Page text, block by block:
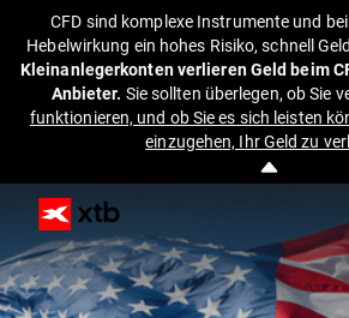
CFD sind komplexe Instrumente und
Hebelwirkung ein hohes Risiko, schnell
Kleinanlegerkonten verlieren Geld beim
Anbieter. Sie sollten überlegen, ob Sie
funktionieren, und ob Sie es sich leisten
einzugehen, Ihr Geld zu